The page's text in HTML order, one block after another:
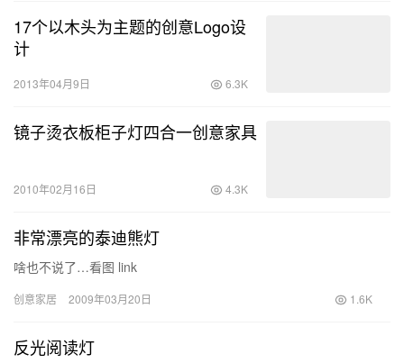
17个以木头为主题的创意Logo设
计
2013年04月9日 6.3K
镜子烫衣板柜子灯四合一创意家具
2010年02月16日 4.3K
非常漂亮的泰迪熊灯
啥也不说了…看图 link
创意家居 2009年03月20日 1.6K
反光阅读灯